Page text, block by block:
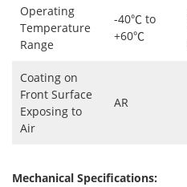
Operating
Temperature
Range
-40℃ to
+60℃
Coating on
Front Surface
Exposing to
Air
AR
Mechanical Specifications: